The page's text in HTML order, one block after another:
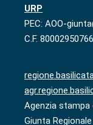
URP
PEC: AOO-
C.F. 80002950766
Agenzia stampa
Giunta